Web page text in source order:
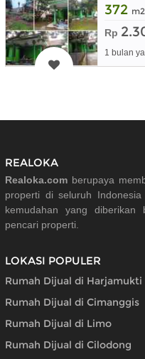
372 m2
Rp
1 bulan
REALOKA
Realoka.com berupaya
properti di seluruh
kemudahan yang diberikan
pencari properti.
LOKASI POPULER
Rumah Dijual di Harjamukti
Rumah Dijual di Cimanggis
Rumah Dijual di Limo
Rumah Dijual di Cilodong